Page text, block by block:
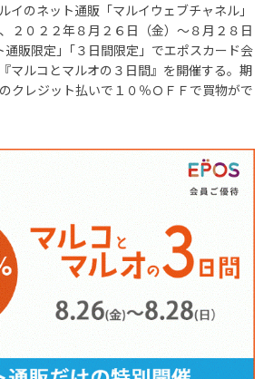
イのネット通販「マルイウェブチャネル」
２０２２年８月２６日（金）～８月２８日
通販限定｣「３日間限定」でエポスカード会
マルコとマルオの３日間』を開催する。期
クレジット払いで１０％ＯＦＦで買物がで